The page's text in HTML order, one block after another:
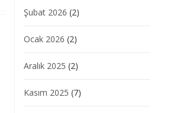
Şubat 2026 (2)
Ocak 2026 (2)
Aralık 2025 (2)
Kasım 2025 (7)